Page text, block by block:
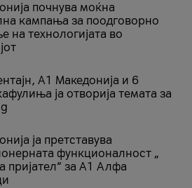
почнува моќна
кампања за поодговорно
на технологијата во
A1 Македонија и 6
ја отворија темата за
ја претставува
функционалност „
пријател“ за А1 Алфа